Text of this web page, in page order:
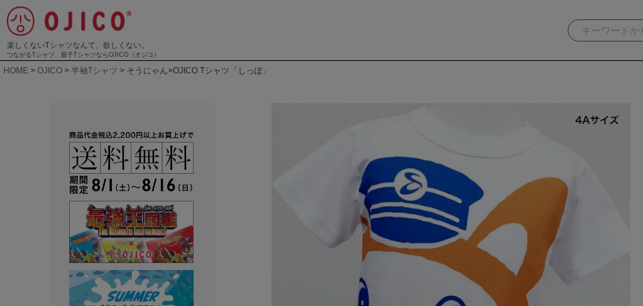
楽しくないTシャツなんて、欲しくない。
つながるTシャツ、親子TシャツならOJICO（オジコ）
HOME OJICO 半袖Tシャツ そうにゃん×OJICO Tシャツ「しっぽ」